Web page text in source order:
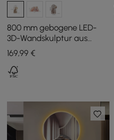
800 mm gebogene LED-
3D-Wandskulptur aus
Acryl, Elefant, Mond,
Kunstdekor, Wohnzimmer,
Schlafzimmer
169,99 €